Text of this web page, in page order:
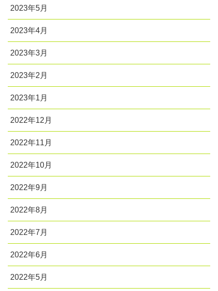
2023年5月
2023年4月
2023年3月
2023年2月
2023年1月
2022年12月
2022年11月
2022年10月
2022年9月
2022年8月
2022年7月
2022年6月
2022年5月